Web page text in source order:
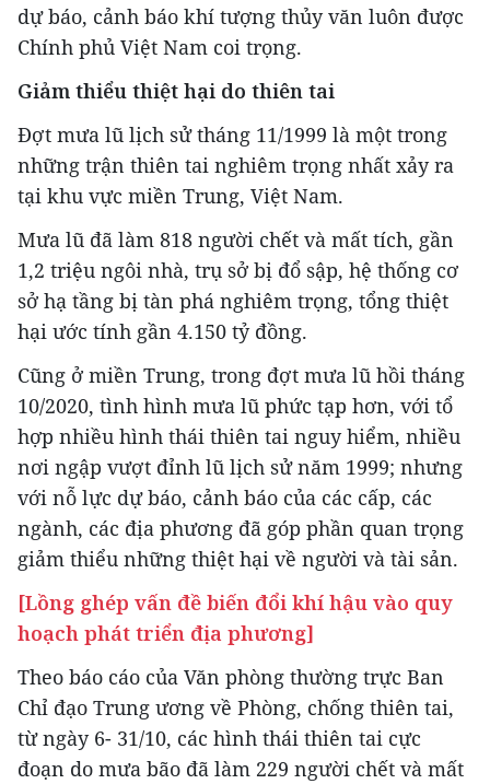
dự báo, cảnh báo khí tượng thủy văn luôn được
Chính phủ Việt Nam coi trọng.
Giảm thiểu thiệt hại do thiên tai
Đợt mưa lũ lịch sử tháng 11/1999 là một trong
những trận thiên tai nghiêm trọng nhất xảy ra
tại khu vực miền Trung, Việt Nam.
Mưa lũ đã làm 818 người chết và mất tích, gần
1,2 triệu ngôi nhà, trụ sở bị đổ sập, hệ thống cơ
sở hạ tầng bị tàn phá nghiêm trọng, tổng thiệt
hại ước tính gần 4.150 tỷ đồng.
Cũng ở miền Trung, trong đợt mưa lũ hồi tháng
10/2020, tình hình mưa lũ phức tạp hơn, với tổ
hợp nhiều hình thái thiên tai nguy hiểm, nhiều
nơi ngập vượt đỉnh lũ lịch sử năm 1999; nhưng
với nỗ lực dự báo, cảnh báo của các cấp, các
ngành, các địa phương đã góp phần quan trọng
giảm thiểu những thiệt hại về người và tài sản.
[Lồng ghép vấn đề biến đổi khí hậu vào quy
hoạch phát triển địa phương]
Theo báo cáo của Văn phòng thường trực Ban
Chỉ đạo Trung ương về Phòng, chống thiên tai,
từ ngày 6- 31/10, các hình thái thiên tai cực
đoạn do mưa bão đã làm 229 người chết và mất